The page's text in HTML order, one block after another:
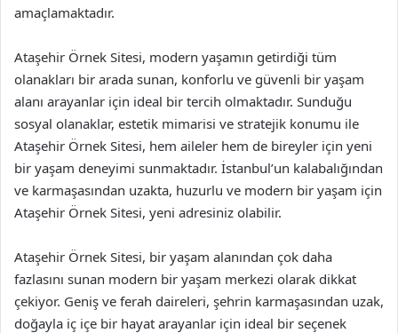
amaçlamaktadır.
Ataşehir Örnek Sitesi, modern yaşamın getirdiği tüm
olanakları bir arada sunan, konforlu ve güvenli bir yaşam
alanı arayanlar için ideal bir tercih olmaktadır. Sunduğu
sosyal olanaklar, estetik mimarisi ve stratejik konumu ile
Ataşehir Örnek Sitesi, hem aileler hem de bireyler için yeni
bir yaşam deneyimi sunmaktadır. İstanbul’un kalabalığından
ve karmaşasından uzakta, huzurlu ve modern bir yaşam için
Ataşehir Örnek Sitesi, yeni adresiniz olabilir.
Ataşehir Örnek Sitesi, bir yaşam alanından çok daha
fazlasını sunan modern bir yaşam merkezi olarak dikkat
çekiyor. Geniş ve ferah daireleri, şehrin karmaşasından uzak,
doğayla iç içe bir hayat arayanlar için ideal bir seçenek